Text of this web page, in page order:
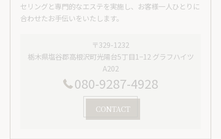
セリングと専門的なエステを実施し、お客様一人ひとりに
合わせたお手伝いをいたします。
〒329-1232
栃木県塩谷郡高根沢町光陽台5丁目1−12 グラフハイツ
A202
080-9287-4928
CONTACT